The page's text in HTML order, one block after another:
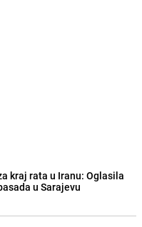
kraj rata u Iranu: Oglasila
u Sarajevu